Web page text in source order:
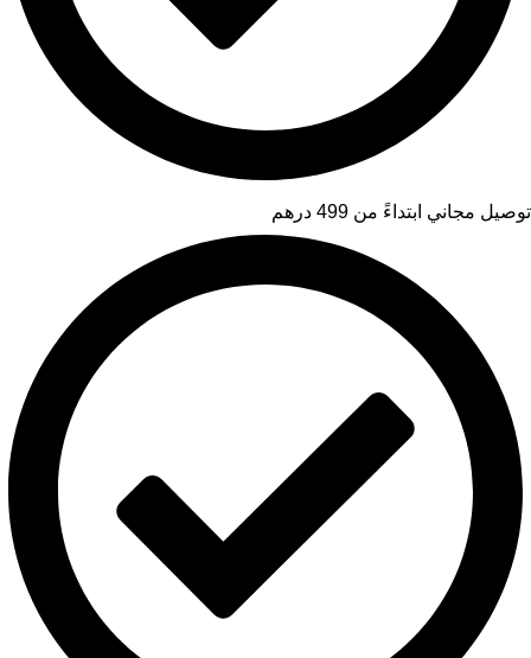
توصيل مجاني ابتداءً من 499 درهم